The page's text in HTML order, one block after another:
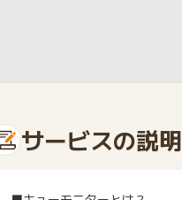
サービスの説明